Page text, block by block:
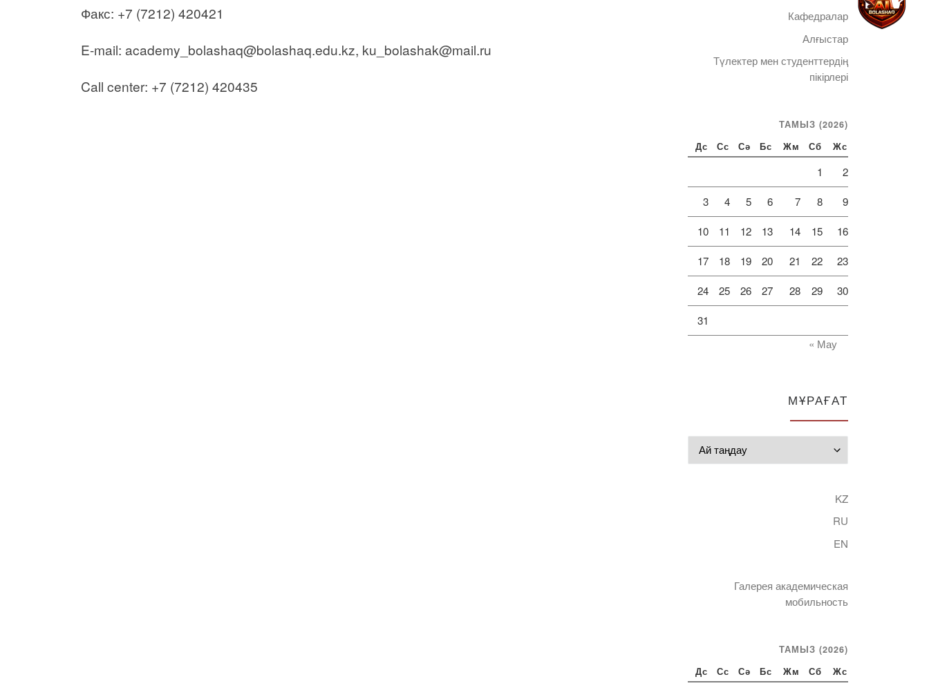
Факс: +7 (7212) 420421
E-mail: academy_bolashaq@bolashaq.edu.kz, ku_bolashak@mail.ru
Call center: +7 (7212) 420435
Кафедралар
Алғыстар
Түлектер мен студенттердің
пікірлері
ТАМЫЗ (2026)
Дс Сс Сә Бс Жм Сб Жс
1 2
3 4 5 6 7 8 9
10 11 12 13 14 15 16
17 18 19 20 21 22 23
24 25 26 27 28 29 30
31
« Мау
МҰРАҒАТ
KZ
RU
EN
Галерея академическая
мобильность
ТАМЫЗ (2026)
Дс Сс Сә Бс Жм Сб Жс
Telegram